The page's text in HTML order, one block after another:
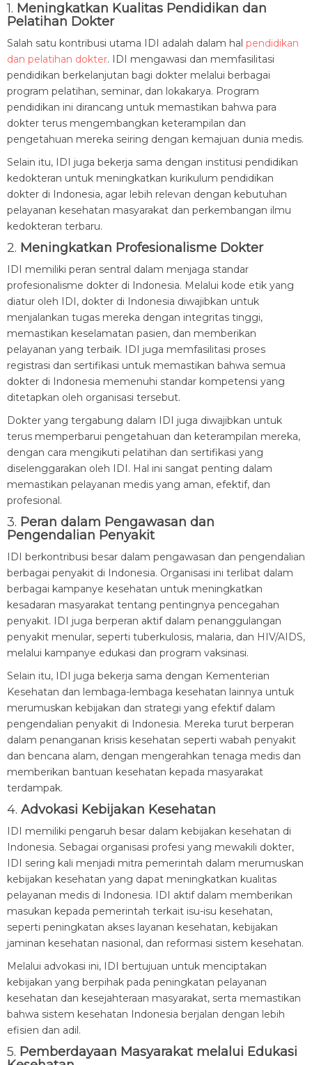
1. Meningkatkan Kualitas Pendidikan dan
Pelatihan Dokter
Salah satu kontribusi utama IDI adalah dalam hal pendidikan
dan pelatihan dokter. IDI mengawasi dan memfasilitasi
pendidikan berkelanjutan bagi dokter melalui berbagai
program pelatihan, seminar, dan lokakarya. Program
pendidikan ini dirancang untuk memastikan bahwa para
dokter terus mengembangkan keterampilan dan
pengetahuan mereka seiring dengan kemajuan dunia medis.
Selain itu, IDI juga bekerja sama dengan institusi pendidikan
kedokteran untuk meningkatkan kurikulum pendidikan
dokter di Indonesia, agar lebih relevan dengan kebutuhan
pelayanan kesehatan masyarakat dan perkembangan ilmu
kedokteran terbaru.
2. Meningkatkan Profesionalisme Dokter
IDI memiliki peran sentral dalam menjaga standar
profesionalisme dokter di Indonesia. Melalui kode etik yang
diatur oleh IDI, dokter di Indonesia diwajibkan untuk
menjalankan tugas mereka dengan integritas tinggi,
memastikan keselamatan pasien, dan memberikan
pelayanan yang terbaik. IDI juga memfasilitasi proses
registrasi dan sertifikasi untuk memastikan bahwa semua
dokter di Indonesia memenuhi standar kompetensi yang
ditetapkan oleh organisasi tersebut.
Dokter yang tergabung dalam IDI juga diwajibkan untuk
terus memperbarui pengetahuan dan keterampilan mereka,
dengan cara mengikuti pelatihan dan sertifikasi yang
diselenggarakan oleh IDI. Hal ini sangat penting dalam
memastikan pelayanan medis yang aman, efektif, dan
profesional.
3. Peran dalam Pengawasan dan
Pengendalian Penyakit
IDI berkontribusi besar dalam pengawasan dan pengendalian
berbagai penyakit di Indonesia. Organisasi ini terlibat dalam
berbagai kampanye kesehatan untuk meningkatkan
kesadaran masyarakat tentang pentingnya pencegahan
penyakit. IDI juga berperan aktif dalam penanggulangan
penyakit menular, seperti tuberkulosis, malaria, dan HIV/AIDS,
melalui kampanye edukasi dan program vaksinasi.
Selain itu, IDI juga bekerja sama dengan Kementerian
Kesehatan dan lembaga-lembaga kesehatan lainnya untuk
merumuskan kebijakan dan strategi yang efektif dalam
pengendalian penyakit di Indonesia. Mereka turut berperan
dalam penanganan krisis kesehatan seperti wabah penyakit
dan bencana alam, dengan mengerahkan tenaga medis dan
memberikan bantuan kesehatan kepada masyarakat
terdampak.
4. Advokasi Kebijakan Kesehatan
IDI memiliki pengaruh besar dalam kebijakan kesehatan di
Indonesia. Sebagai organisasi profesi yang mewakili dokter,
IDI sering kali menjadi mitra pemerintah dalam merumuskan
kebijakan kesehatan yang dapat meningkatkan kualitas
pelayanan medis di Indonesia. IDI aktif dalam memberikan
masukan kepada pemerintah terkait isu-isu kesehatan,
seperti peningkatan akses layanan kesehatan, kebijakan
jaminan kesehatan nasional, dan reformasi sistem kesehatan.
Melalui advokasi ini, IDI bertujuan untuk menciptakan
kebijakan yang berpihak pada peningkatan pelayanan
kesehatan dan kesejahteraan masyarakat, serta memastikan
bahwa sistem kesehatan Indonesia berjalan dengan lebih
efisien dan adil.
5. Pemberdayaan Masyarakat melalui Edukasi